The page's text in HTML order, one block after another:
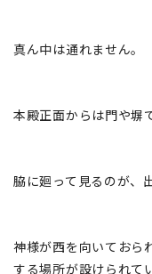
真ん中は通れません。
本殿正面からは門や塀
脇に廻って見るのが、
神様が西を向いておら
する場所が設けられて